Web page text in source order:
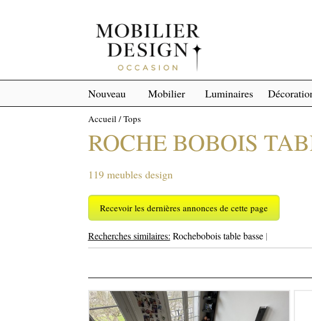
Nouveau Mobilier Luminaires
Accueil/Tops
ROCHE BOBOIS
119 meubles design
Recevoir les dernières annonces de cette page
Recherches similaires: Rochebobois table basse|